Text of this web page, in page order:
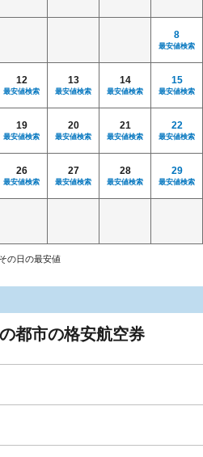
8
最安値検索
12
最安値検索
13
最安値検索
14
最安値検索
15
最安値検索
19
最安値検索
20
最安値検索
21
最安値検索
22
最安値検索
26
最安値検索
27
最安値検索
28
最安値検索
29
最安値検索
の日の最安値
都市の格安航空券